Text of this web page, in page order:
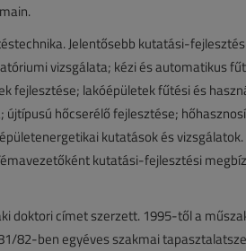
Jelentősebb kutatási-
vizsgálata; kézi és automatikus
fejlesztése; lakóépületek fűtési és
újtípusú hőcserélő fejlesztése;
kutatások és
kutatási-fejlesztési
doktori címet szerzett. 1995-től a
82-ben egyéves szakmai